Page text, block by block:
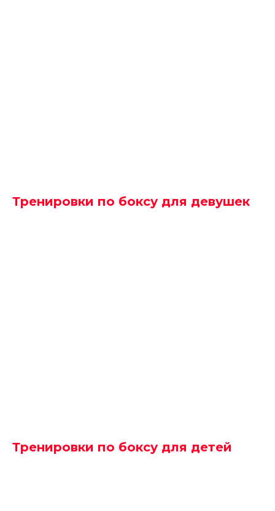
Тренировки по боксу для девушек
Тренировки по боксу для детей